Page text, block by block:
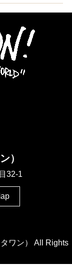
）
32-1
ワン） All Rights